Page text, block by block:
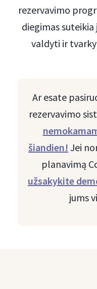
rezervavimo
diegimas
valdyti ir
Ar esate
rezervavimo
šiandien! Jei
planavimą
užsakykite
jums